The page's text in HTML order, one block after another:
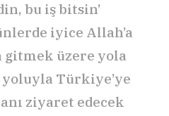
bu iş bitsin’
iyice Allah’a
gitmek üzere yola
yoluyla Türkiye’ye
ziyaret edecek